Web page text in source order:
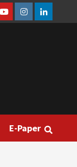
YoutubeInstagramLinkedin
E-Paper